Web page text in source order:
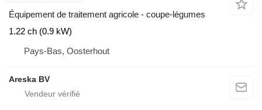
Équipement de traitement agricole - coupe-légumes
1.22 ch (0.9 kW)
Pays-Bas, Oosterhout
Areska BV